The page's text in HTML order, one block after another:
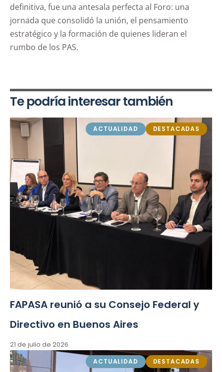
definitiva, fue una antesala perfecta al Foro: una
jornada que consolidó la unión, el pensamiento
estratégico y la formación de quienes lideran el
rumbo de los PAS.
Te podría interesar también
ACTUALIDAD DESTACADAS
FAPASA reunió a su Consejo Federal y
Directivo en Buenos Aires
21 de julio de 2026
ACTUALIDAD DESTACADAS